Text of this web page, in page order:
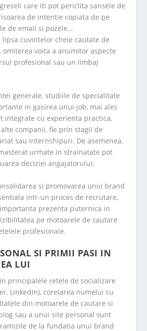
care iti pot periclita sansele de
de intentie copiata de pe
de email si pozele…
cuvintelor cheie cautate de
omiterea voita a anumitor aspecte
profesional sau un limbaj
generale, studiile de specialitate
in gasirea unui job, mai ales
integrate cu experienta practica,
companii, fie prin stagii de
sau internshipuri. De asemenea,
urmate in strainatate pot
deciziei angajatorului;
si promovarea unui brand
intr-un proces de recrutare,
prezenta puternica in
pe motoarele de cautare
profesionale.
SI PRIMII PASI IN
LUI
principalele retele de socializare
LinkedIn), corelarea numelui cu
din motoarele de cautare si
sau a unui site personal sunt
de la fundatia unui brand